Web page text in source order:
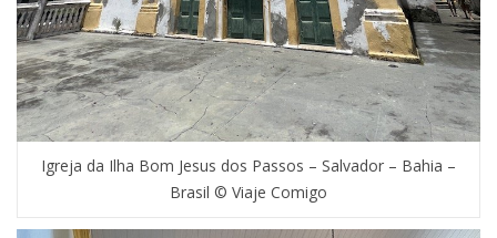
Igreja da Ilha Bom Jesus dos Passos – Salvador – Bahia –
Brasil © Viaje Comigo